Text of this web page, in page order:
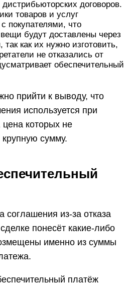
договоров.
товаров и услуг
покупателями, что
будут доставлены через
так как их нужно изготовить,
не отказались от
обеспечительный
прийти к выводу, что
используется при
которых не
крупную сумму.
соглашения из-за отказа
понесёт какие-либо
именно из суммы
платёж